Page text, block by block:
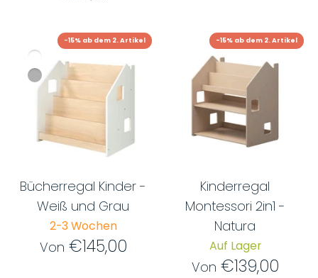
Bücherregal Kinder -
Weiß und Grau
2-3 Wochen
Von €145,00
-15% ab dem 2. Artikel
Kinderregal
Montessori 2in1 -
Natura
Auf Lager
Von €139,00
-15% ab dem 2. Artikel